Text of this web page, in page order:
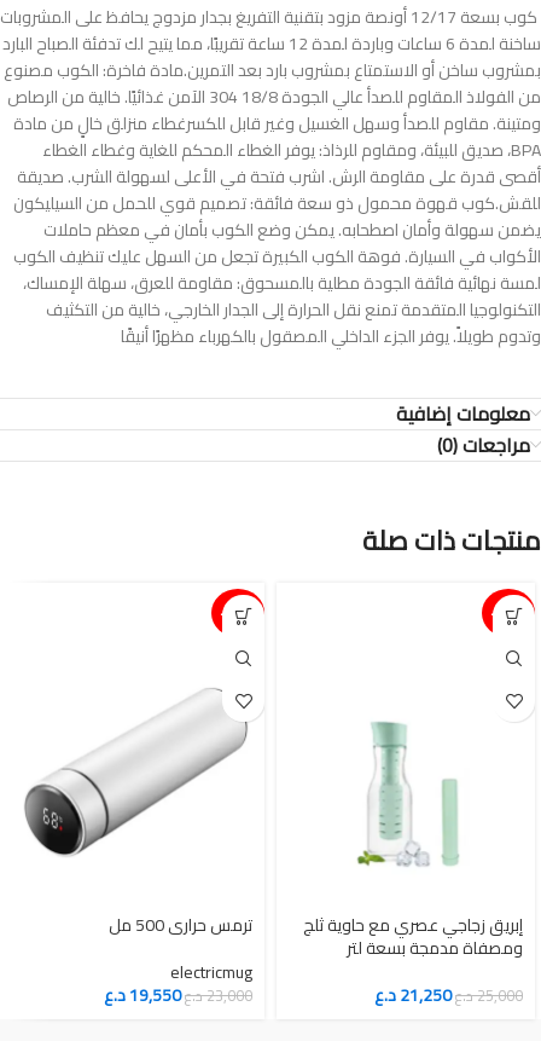
‎ كوب بسعة 12/17 أونصة مزود بتقنية التفريغ بجدار مزدوج يحافظ على المشروبات
ساخنة لمدة 6 ساعات وباردة لمدة 12 ساعة تقريبًا، مما يتيح لك تدفئة الصباح البارد
بمشروب ساخن أو الاستمتاع بمشروب بارد بعد التمرين. مادة فاخرة: الكوب مصنوع
من الفولاذ المقاوم للصدأ عالي الجودة 18/8 304 الآمن غذائيًا. خالية من الرصاص
ومتينة. مقاوم للصدأ وسهل الغسيل وغير قابل للكسر غطاء منزلق خالٍ من مادة
BPA، صديق للبيئة، ومقاوم للرذاذ: يوفر الغطاء المحكم للغاية وغطاء الغطاء
أقصى قدرة على مقاومة الرش. اشرب فتحة في الأعلى لسهولة الشرب. صديقة
للقش. كوب قهوة محمول ذو سعة فائقة: تصميم قوي للحمل من السيليكون
يضمن سهولة وأمان اصطحابه. يمكن وضع الكوب بأمان في معظم حاملات
الأكواب في السيارة. فوهة الكوب الكبيرة تجعل من السهل عليك تنظيف الكوب
لمسة نهائية فائقة الجودة مطلية بالمسحوق: مقاومة للعرق، سهلة الإمساك،
التكنولوجيا المتقدمة تمنع نقل الحرارة إلى الجدار الخارجي، خالية من التكثيف
وتدوم طويلاً. يوفر الجزء الداخلي المصقول بالكهرباء مظهرًا أنيقًا
معلومات إضافية
مراجعات (0)
منتجات ذات صلة
15%-
إبريق زجاجي عصري مع حاوية ثلج
ومصفاة مدمجة بسعة لتر
25,000د.ع21,250د.ع
15%-
ترمس حراري 500 مل
electricmug
23,000د.ع19,550د.ع